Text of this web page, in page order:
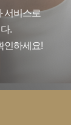
서비스로
.
인하세요!